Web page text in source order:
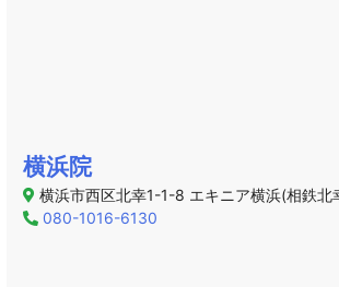
横浜院
横浜市西区北幸1-1-8 エキニア横浜(相鉄北
080-1016-6130